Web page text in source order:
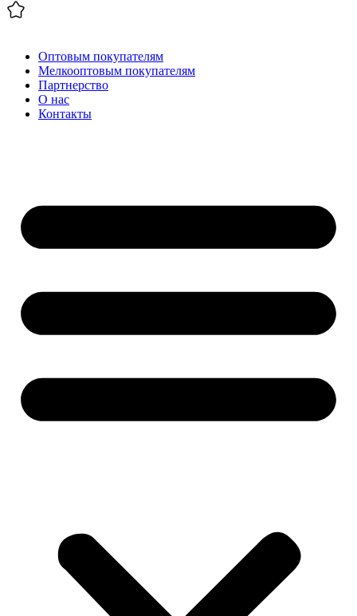
Оптовым покупателям
Мелкооптовым покупателям
Партнерство
О нас
Контакты